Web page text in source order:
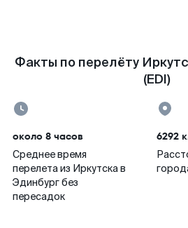
Факты по перелёту
(EDI)
около 8 часов
Среднее время
перелета из Иркутска в
Эдинбург без
пересадок
6292